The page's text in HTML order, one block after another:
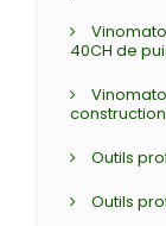
40CH de
Outils
Outils